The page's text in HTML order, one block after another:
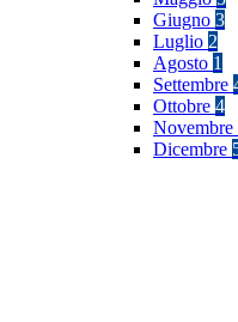
Giugno 3
Luglio 2
Agosto 1
Settembre
Ottobre 4
Novembre
Dicembre